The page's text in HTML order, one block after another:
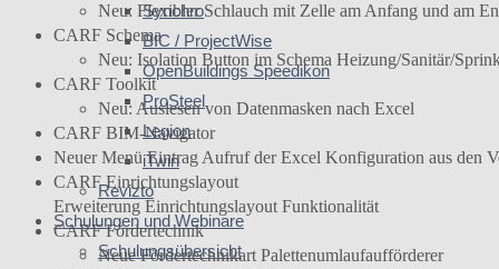
Synchro
BIC / ProjectWise
OpenBuildings Speedikon
ProSteel
Legion
iTwin
Revizto
Schulungen und Webinare
Schulungsübersicht
Neu: Flexibler Schlauch mit Zelle am Anfang und am
CARF Schema
Neu: Isolation Button im Schema Heizung/Sanitär/
CARF Toolkit
Neu: Auslesen von Datenmasken nach Excel
CARF BIM-Navigator
Neuer Menü Eintrag Aufruf der Excel Konfiguration aus den
CARF Einrichtungslayout
Erweiterung Einrichtungslayout Funktionalität
CARF Fördertechnik
Neue Fördertechnikart Palettenumlaufaufförderer